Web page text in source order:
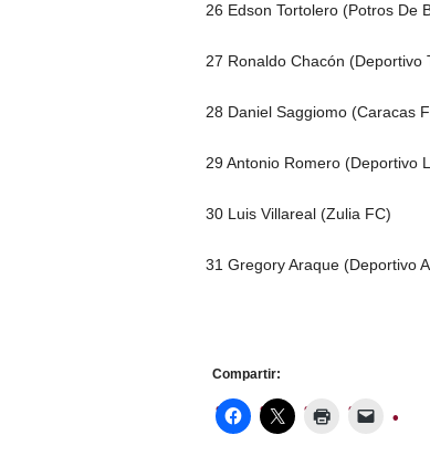
26 Edson Tortolero (Potros De
27 Ronaldo Chacón (Deportivo
28 Daniel Saggiomo (Caracas
29 Antonio Romero (Deportivo
30 Luis Villareal (Zulia FC)
31 Gregory Araque (Deportivo
Compartir: